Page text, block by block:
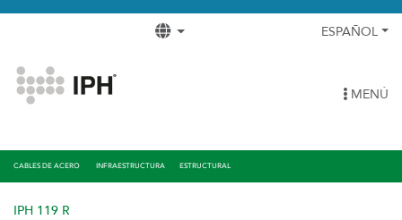
ESPAÑOL
MENÚ
CABLES DE ACERO INFRAESTRUCTURA ESTRUCTURAL
IPH 119 R